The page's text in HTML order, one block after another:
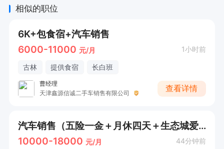
相似的职位
6K+包食宿+汽车销售
6000-11000 元/月 1小时前
古林 提供食宿 长白班
曹经理
天津鑫源信诚二手车销售有限公司
查看详情
汽车销售（五险一金＋月休四天＋生态城爱琴海）
10000-18000 元/月 44分钟前